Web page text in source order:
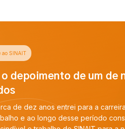
um de nossos
para a carreira de Auditoria-Fiscal
período constatei que é